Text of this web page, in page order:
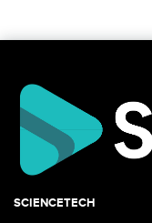
SCIENCETECH